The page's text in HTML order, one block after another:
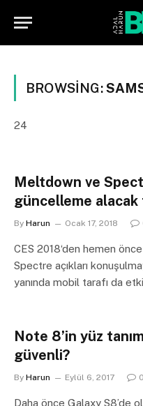
BROWSING:
24
Meltdown ve
güncelleme
By Harun Ocak 17, 2018
CES 2018‘den hemen
Spectre açıkları
yanında mobil tarafı da
Note 8’in yüz
güvenli?
By Harun Eylül 6, 2017 0
Daha önce Galaxy S8’de